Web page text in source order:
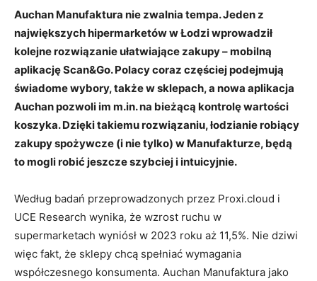
Auchan Manufaktura nie zwalnia tempa. Jeden z
największych hipermarketów w Łodzi wprowadził
kolejne rozwiązanie ułatwiające zakupy – mobilną
aplikację Scan&Go. Polacy coraz częściej podejmują
świadome wybory, także w sklepach, a nowa aplikacja
Auchan pozwoli im m.in. na bieżącą kontrolę wartości
koszyka. Dzięki takiemu rozwiązaniu, łodzianie robiący
zakupy spożywcze (i nie tylko) w Manufakturze, będą
to mogli robić jeszcze szybciej i intuicyjnie.
Według badań przeprowadzonych przez Proxi.cloud i
UCE Research wynika, że wzrost ruchu w
supermarketach wyniósł w 2023 roku aż 11,5%. Nie dziwi
więc fakt, że sklepy chcą spełniać wymagania
współczesnego konsumenta. Auchan Manufaktura jako